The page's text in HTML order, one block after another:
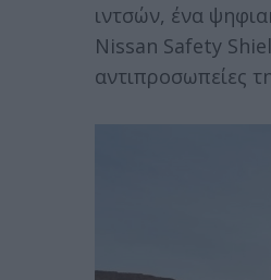
ιντσών, ένα
Nissan Safety
αντιπροσωπείες